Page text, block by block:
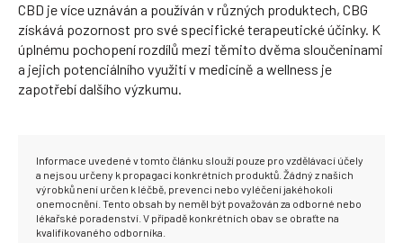
CBD je více uznáván a používán v různých produktech, CBG
získává pozornost pro své specifické terapeutické účinky. K
úplnému pochopení rozdílů mezi těmito dvěma sloučeninami
a jejich potenciálního využití v medicíně a wellness je
zapotřebí dalšího výzkumu.
Informace uvedené v tomto článku slouží pouze pro vzdělávací účely
a nejsou určeny k propagaci konkrétních produktů. Žádný z našich
výrobků není určen k léčbě, prevenci nebo vyléčení jakéhokoli
onemocnění. Tento obsah by neměl být považován za odborné nebo
lékařské poradenství. V případě konkrétních obav se obraťte na
kvalifikovaného odborníka.